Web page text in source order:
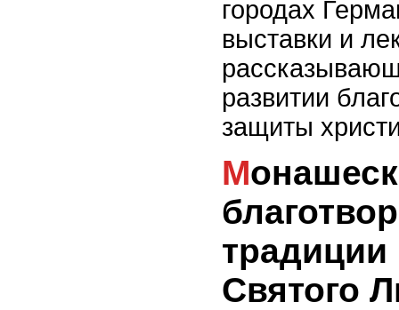
городах
выставки и
развитии
защиты
Монашеские обеты и
традиции
Святого